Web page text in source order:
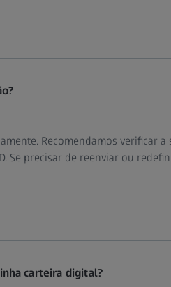
Recomendamos verificar a
Se precisar de reenviar ou
carteira digital?